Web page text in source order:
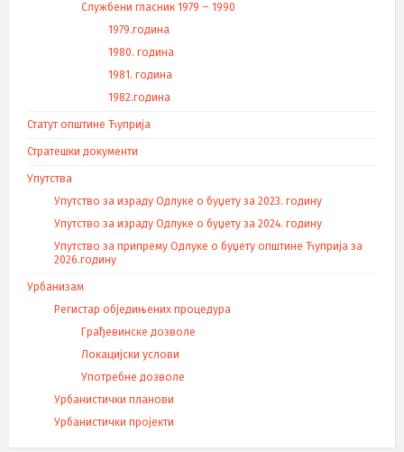
Службени гласник 1979 – 1990
1979.година
1980. година
1981. година
1982.година
Статут општине Ћуприја
Стратешки документи
Упутства
Упутство за израду Одлуке о буџету за 2023. годину
Упутство за израду Одлуке о буџету за 2024. годину
Упутство за припрему Одлуке о буџету општине Ћуприја за
2026.годину
Урбанизам
Регистар обједињених процедура
Грађевинске дозволе
Локацијски услови
Употребне дозволе
Урбанистички планови
Урбанистички пројекти